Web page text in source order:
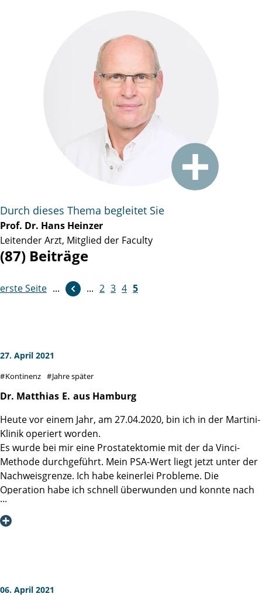
Durch dieses Thema begleitet Sie
Prof. Dr. Hans Heinzer
Leitender Arzt, Mitglied der Faculty
(87) Beiträge
erste Seite ... ... 2 3 4 5
27. April 2021
Kontinenz Jahre später
Dr. Matthias E. aus Hamburg
Heute vor einem Jahr, am 27.04.2020, bin ich in der Martini-
Klinik operiert worden.
Es wurde bei mir eine Prostatektomie mit der da Vinci-
Methode durchgeführt. Mein PSA-Wert liegt jetzt unter der
Nachweisgrenze. Ich habe keinerlei Probleme. Die
Operation habe ich schnell überwunden und konnte nach
drei Wochen wieder arbeiten. Mit 58 Jahren bin ich voll
berufstätig. Durch regelmäßigen Sport habe ich ein gutes
funktionsfähig. Empfehlenswert ist das Buch von den
06. April 2021